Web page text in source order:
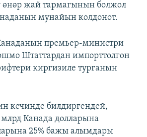
өнөр жай тармагынын болжол
мунайын колдонот.
премьер-министри
Штаттардан импорттолгон
киргизиле турганын
кечинде билдиргендей,
Канада долларына
25% бажы алымдары